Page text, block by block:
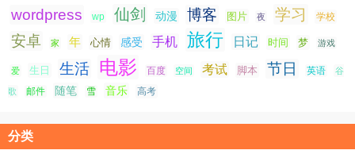
wordpress wp 仙剑 动漫 博客 图片 夜 学习 学校
安卓 家 年 心情 感受 手机 旅行 日记 时间 梦 游戏
爱 生日 生活 电影 百度 空间 考试 脚本 节日 英语 谷
歌 邮件 随笔 雪 音乐 高考
分类